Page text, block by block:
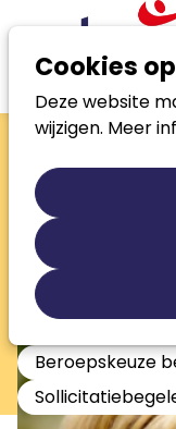
Cookies
Deze website
wijzigen. Meer
Zoek
Carla
&
Persoonlijke
Stress en
Beroepskeuze